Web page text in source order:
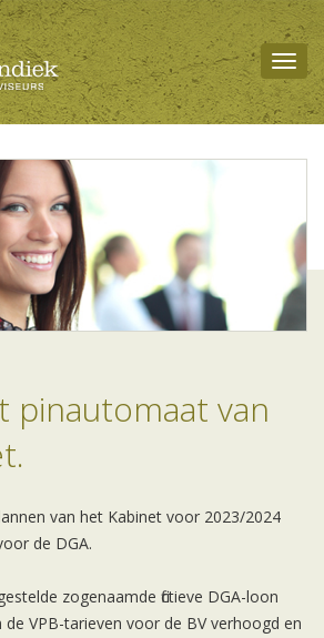
pinautomaat van
van het Kabinet voor 2023/2024
de DGA.
zogenaamde fictieve DGA-loon
VPB-tarieven voor de BV verhoogd en